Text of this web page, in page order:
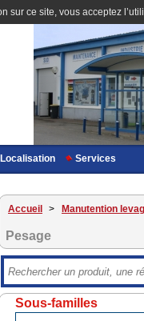
sur ce site, vous acceptez
Localisation Services
Accueil > Manutention
Pesage
Sous-familles